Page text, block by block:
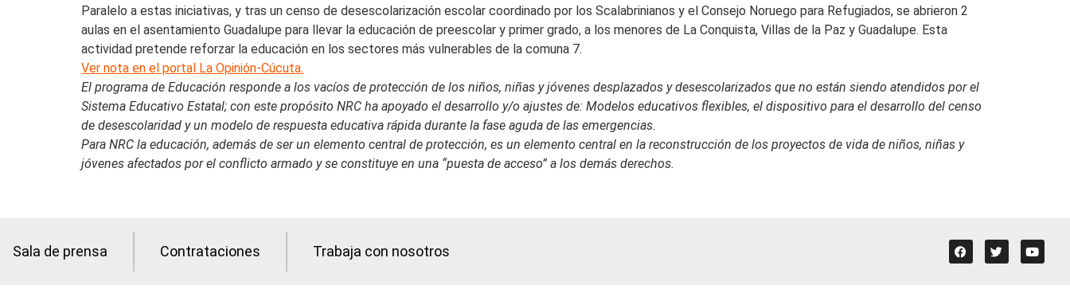
Paralelo a estas iniciativas, y tras un censo de desescolarización escolar coordinado por los Scalabrinianos y el Consejo Noruego para Refugiados, se abrieron 2
aulas en el asentamiento Guadalupe para llevar la educación de preescolar y primer grado, a los menores de La Conquista, Villas de la Paz y Guadalupe. Esta
actividad pretende reforzar la educación en los sectores más vulnerables de la comuna 7.
Ver nota en el portal La Opinión-Cúcuta.
El programa de Educación responde a los vacíos de protección de los niños, niñas y jóvenes desplazados y desescolarizados que no están siendo atendidos por el
Sistema Educativo Estatal; con este propósito NRC ha apoyado el desarrollo y/o ajustes de: Modelos educativos flexibles, el dispositivo para el desarrollo del censo
de desescolaridad y un modelo de respuesta educativa rápida durante la fase aguda de las emergencias.
Para NRC la educación, además de ser un elemento central de protección, es un elemento central en la reconstrucción de los proyectos de vida de niños, niñas y
jóvenes afectados por el conflicto armado y se constituye en una “puesta de acceso” a los demás derechos.
Sala de prensa Contrataciones Trabaja con nosotros